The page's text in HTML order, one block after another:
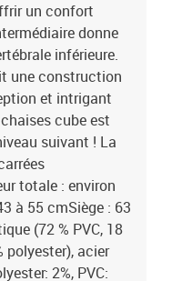
un confort
donne
inférieure.
une construction
et intrigant
cube est
suivant ! La
totale : environ
à 55 cmSiège : 63
(72 % PVC, 18
polyester), acier
2%, PVC: